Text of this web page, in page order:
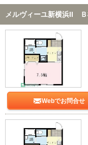
メルヴィーユ新横浜II
Webでお問合せ